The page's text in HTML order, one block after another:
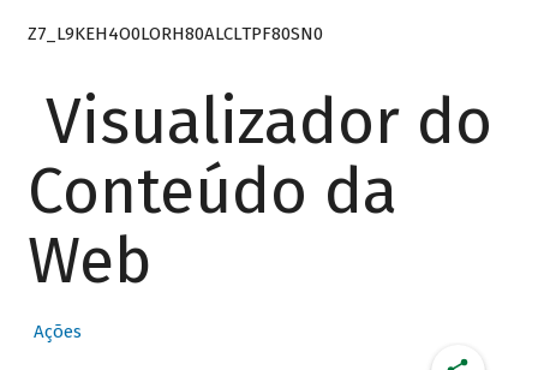
Z7_L9KEH4O0LORH80ALCLTPF80SN0
Visualizador do
Conteúdo da
Web
Ações